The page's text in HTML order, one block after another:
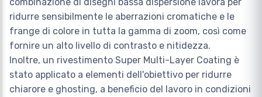
ridurre sensibilmente le aberrazioni cromatiche e le
frange di colore in tutta la gamma di zoom, così come
fornire un alto livello di contrasto e nitidezza.
Inoltre, un rivestimento Super Multi-Layer Coating è
stato applicato a elementi dell'obiettivo per ridurre
chiarore e ghosting, a beneficio del lavoro in condizioni